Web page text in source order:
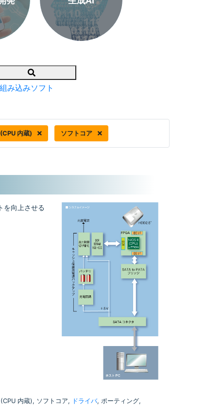
Search
組み込みソフト
内蔵) ソフトコア
を向上させる
内蔵), ソフトコア, ドライバ, ポーティング,